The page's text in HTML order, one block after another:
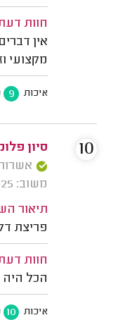
חוות
אין
מקצועי
איכות 9
סיון
אשרור: 17/08/
משוב: 18/05/2025
תיאור
פריצת
חוות
הכל
איכות 10
10